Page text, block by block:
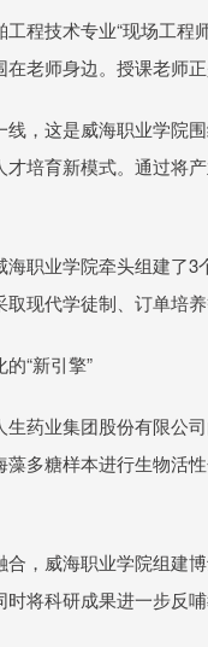
工程技术专业“现场工程
在老师身边。授课老师
线，这是威海职业学院
才培育新模式。通过将
海职业学院牵头组建了3
取现代学徒制、订单培
“新引擎”
生药业集团股份有限公
藻多糖样本进行生物活
合，威海职业学院组建
时将科研成果进一步反